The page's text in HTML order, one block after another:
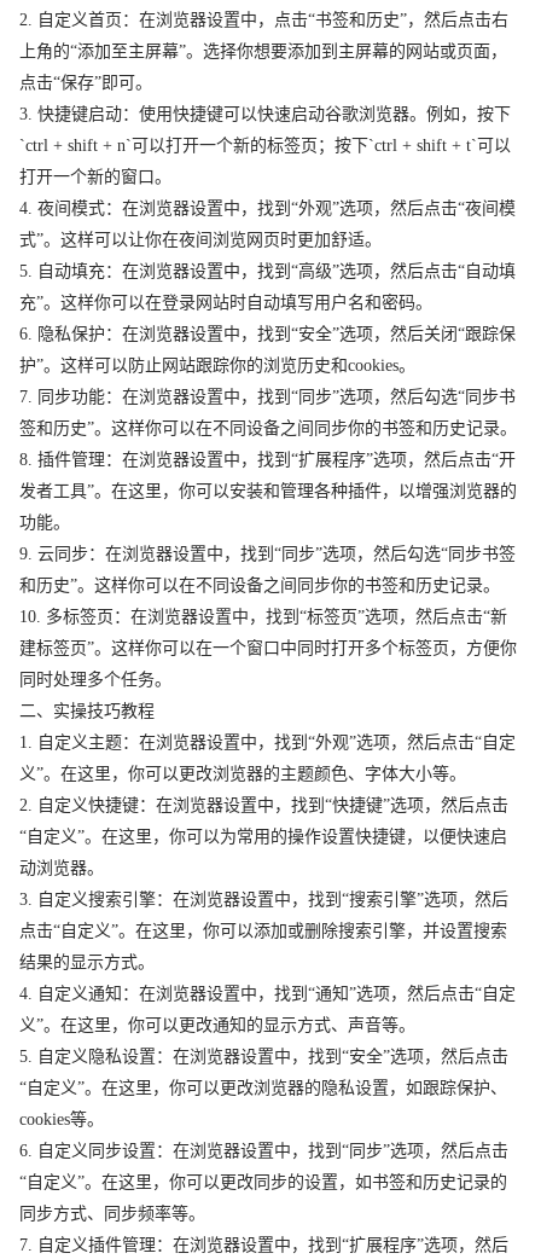
2. 自定义首页：在浏览器设置中，点击“书签和历史”，然后点击右
上角的“添加至主屏幕”。选择你想要添加到主屏幕的网站或页面，
点击“保存”即可。
3. 快捷键启动：使用快捷键可以快速启动谷歌浏览器。例如，按下
`ctrl + shift + n`可以打开一个新的标签页；按下`ctrl + shift + t`可以
打开一个新的窗口。
4. 夜间模式：在浏览器设置中，找到“外观”选项，然后点击“夜间模
式”。这样可以让你在夜间浏览网页时更加舒适。
5. 自动填充：在浏览器设置中，找到“高级”选项，然后点击“自动填
充”。这样你可以在登录网站时自动填写用户名和密码。
6. 隐私保护：在浏览器设置中，找到“安全”选项，然后关闭“跟踪保
护”。这样可以防止网站跟踪你的浏览历史和cookies。
7. 同步功能：在浏览器设置中，找到“同步”选项，然后勾选“同步书
签和历史”。这样你可以在不同设备之间同步你的书签和历史记录。
8. 插件管理：在浏览器设置中，找到“扩展程序”选项，然后点击“开
发者工具”。在这里，你可以安装和管理各种插件，以增强浏览器的
功能。
9. 云同步：在浏览器设置中，找到“同步”选项，然后勾选“同步书签
和历史”。这样你可以在不同设备之间同步你的书签和历史记录。
10. 多标签页：在浏览器设置中，找到“标签页”选项，然后点击“新
建标签页”。这样你可以在一个窗口中同时打开多个标签页，方便你
同时处理多个任务。
二、实操技巧教程
1. 自定义主题：在浏览器设置中，找到“外观”选项，然后点击“自定
义”。在这里，你可以更改浏览器的主题颜色、字体大小等。
2. 自定义快捷键：在浏览器设置中，找到“快捷键”选项，然后点击
“自定义”。在这里，你可以为常用的操作设置快捷键，以便快速启
动浏览器。
3. 自定义搜索引擎：在浏览器设置中，找到“搜索引擎”选项，然后
点击“自定义”。在这里，你可以添加或删除搜索引擎，并设置搜索
结果的显示方式。
4. 自定义通知：在浏览器设置中，找到“通知”选项，然后点击“自定
义”。在这里，你可以更改通知的显示方式、声音等。
5. 自定义隐私设置：在浏览器设置中，找到“安全”选项，然后点击
“自定义”。在这里，你可以更改浏览器的隐私设置，如跟踪保护、
cookies等。
6. 自定义同步设置：在浏览器设置中，找到“同步”选项，然后点击
“自定义”。在这里，你可以更改同步的设置，如书签和历史记录的
同步方式、同步频率等。
7. 自定义插件管理：在浏览器设置中，找到“扩展程序”选项，然后